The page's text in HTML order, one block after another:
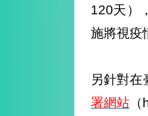
120天）
施將視疫
另針對在
署網站